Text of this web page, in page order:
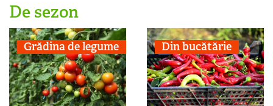
De sezon
Grădina de legume Din bucătărie